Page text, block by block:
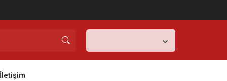
İletişim